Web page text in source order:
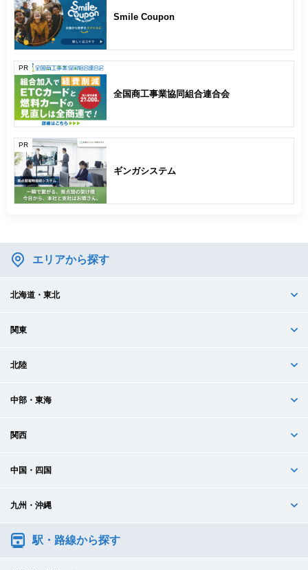
Smile Coupon
PR
全国商工事業協同組合連合会
PR
ギンガシステム
エリアから探す
北海道・東北
関東
北陸
中部・東海
関西
中国・四国
九州・沖縄
駅・路線から探す